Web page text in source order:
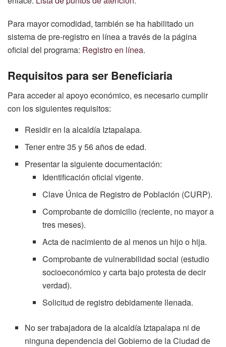
Para mayor comodidad, también se ha habilitado un
sistema de pre-registro en línea a través de la página
oficial del programa: Registro en línea.
Requisitos para ser Beneficiaria
Para acceder al apoyo económico, es necesario cumplir
con los siguientes requisitos:
Residir en la alcaldía Iztapalapa.
Tener entre 35 y 56 años de edad.
Presentar la siguiente documentación:
Identificación oficial vigente.
Clave Única de Registro de Población (CURP).
Comprobante de domicilio (reciente, no mayor a
tres meses).
Acta de nacimiento de al menos un hijo o hija.
Comprobante de vulnerabilidad social (estudio
socioeconómico y carta bajo protesta de decir
verdad).
Solicitud de registro debidamente llenada.
No ser trabajadora de la alcaldía Iztapalapa ni de
ninguna dependencia del Gobierno de la Ciudad de